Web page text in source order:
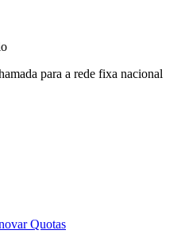
para a rede fixa nacional
Quotas